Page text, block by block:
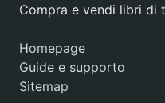
Compra e vendi libri di
Homepage
Guide e supporto
Sitemap